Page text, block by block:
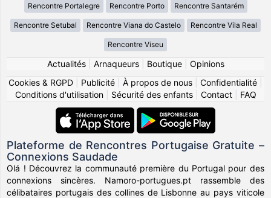
Rencontre Portalegre Rencontre Porto Rencontre Santarém
Rencontre Setubal Rencontre Viana do Castelo Rencontre Vila Real
Rencontre Viseu
Actualités| Arnaqueurs| Boutique| Opinions
Cookies & RGPD
Publicité À propos de nous Confidentialité
Conditions d'utilisation| Sécurité des enfants| Contact| FAQ
Plateforme de Rencontres Portugaise Gratuite –
Connexions Saudade
Olá ! Découvrez la communauté première du Portugal pour des
connexions sincères. Namoro-portugues.pt rassemble des
célibataires portugais des collines de Lisbonne au pays viticole